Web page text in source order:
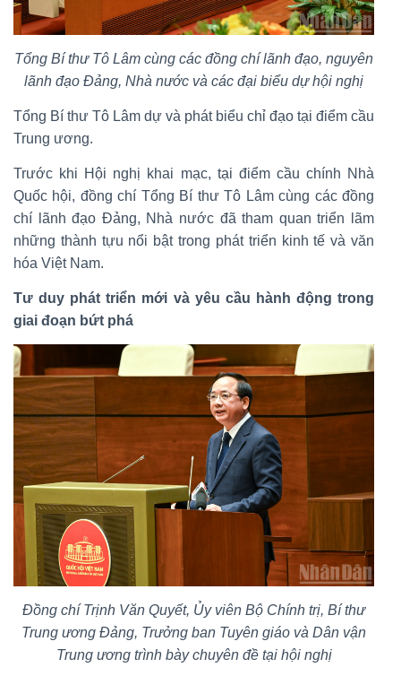
Tổng Bí thư Tô Lâm cùng các đồng chí lãnh đạo, nguyên
lãnh đạo Đảng, Nhà nước và các đại biểu dự hội nghị
Tổng Bí thư Tô Lâm dự và phát biểu chỉ đạo tại điểm cầu
Trung ương.
Trước khi Hội nghị khai mạc, tại điểm cầu chính Nhà
Quốc hội, đồng chí Tổng Bí thư Tô Lâm cùng các đồng
chí lãnh đạo Đảng, Nhà nước đã tham quan triển lãm
những thành tựu nổi bật trong phát triển kinh tế và văn
hóa Việt Nam.
Tư duy phát triển mới và yêu cầu hành động trong
giai đoạn bứt phá
Đồng chí Trịnh Văn Quyết, Ủy viên Bộ Chính trị, Bí thư
Trung ương Đảng, Trưởng ban Tuyên giáo và Dân vận
Trung ương trình bày chuyên đề tại hội nghị